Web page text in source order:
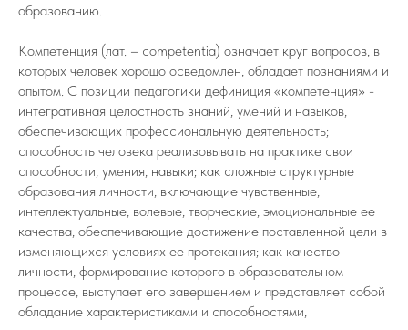
образованию.
Компетенция (лат. – competentia) означает круг вопросов, в
которых человек хорошо осведомлен, обладает познаниями и
опытом. С позиции педагогики дефиниция «компетенция» -
интегративная целостность знаний, умений и навыков,
обеспечивающих профессиональную деятельность;
способность человека реализовывать на практике свои
способности, умения, навыки; как сложные структурные
образования личности, включающие чувственные,
интеллектуальные, волевые, творческие, эмоциональные ее
качества, обеспечивающие достижение поставленной цели в
изменяющихся условиях ее протекания; как качество
личности, формирование которого в образовательном
процессе, выступает его завершением и представляет собой
обладание характеристиками и способностями,